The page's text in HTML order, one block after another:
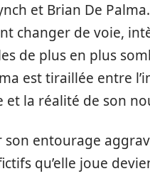
et Brian De
changer de voie,
de plus en plus
est tiraillée entre
la réalité de son
entourage
qu’elle joue